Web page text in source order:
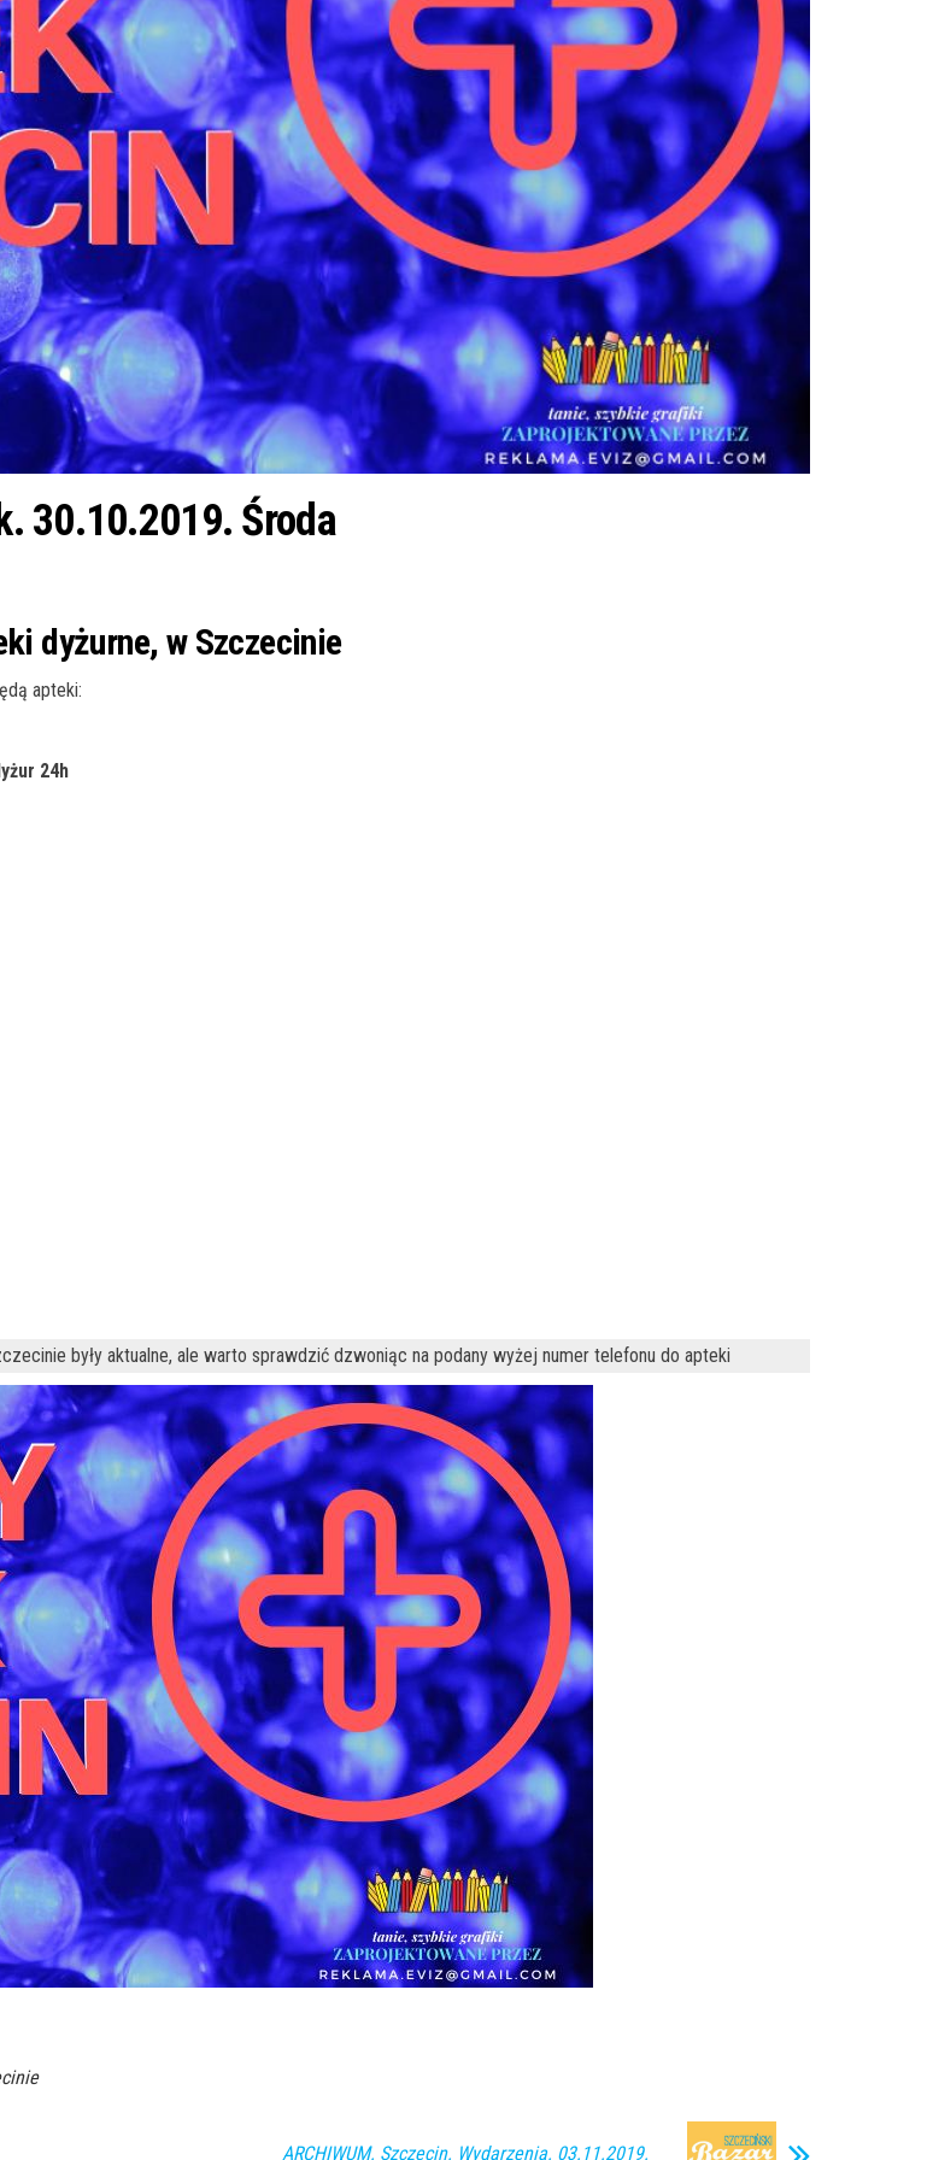
30.10.2019. Środa
dyżurne, w Szczecinie
apteki:
24h
były aktualne, ale warto sprawdzić dzwoniąc na podany wyżej numer telefonu do apteki
ARCHIWUM. Szczecin. Wydarzenia. 03.11.2019.